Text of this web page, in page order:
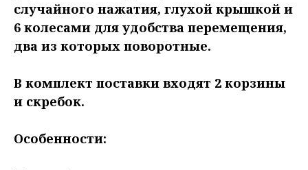
случайного нажатия, глухой крышкой и
6 колесами для удобства перемещения,
два из которых поворотные.
В комплект поставки входят 2 корзины
и скребок.
Особенности: